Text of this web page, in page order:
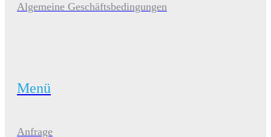
Algemeine Geschäftsbedingungen
Menü
Anfrage